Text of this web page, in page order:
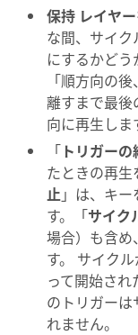
保持 レイヤ
な間、サイ
にするかどう
「順方向の
離すまで最後
向に再生しま
「 トリガー
たときの再
止 」は、キ
す。「サイク
場合）も含め
す。 サイク
って開始さ
のトリガー
れません。